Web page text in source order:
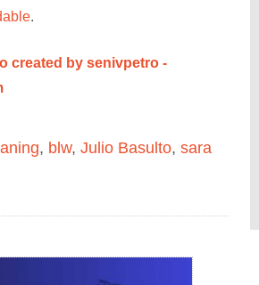
.
created by senivpetro -
, blw, Julio Basulto, sara